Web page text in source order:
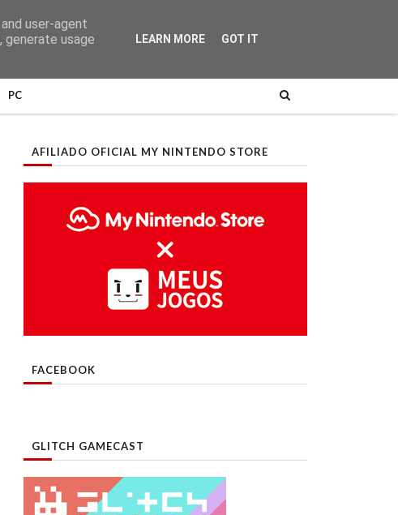
PC
AFILIADO OFICIAL MY NINTENDO STORE
FACEBOOK
GLITCH GAMECAST
user-agent
usage
LEARN MORE GOT IT